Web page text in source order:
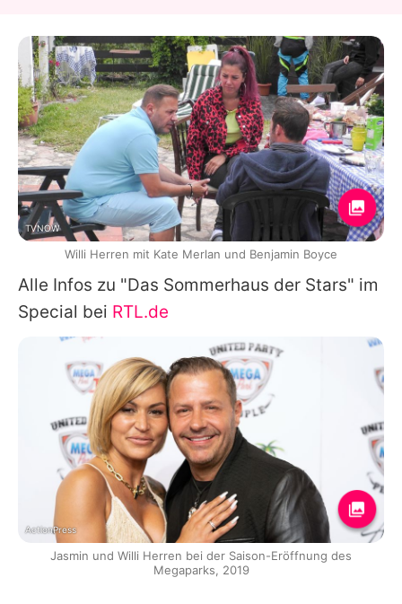
Alle Infos zu "Das Sommerhaus der Stars" im
Special bei RTL.de
TVNOW
Willi Herren mit Kate Merlan und Benjamin Boyce
ActionPress
Jasmin und Willi Herren bei der Saison-Eröffnung des
Megaparks, 2019